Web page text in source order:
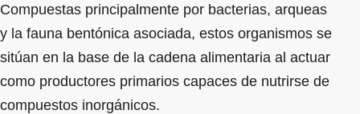
Compuestas principalmente por bacterias, arqueas
y la fauna bentónica asociada, estos organismos se
sitúan en la base de la cadena alimentaria al actuar
como productores primarios capaces de nutrirse de
compuestos inorgánicos.